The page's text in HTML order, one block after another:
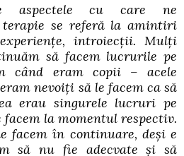
aspectele cu care ne
se referă la amintiri
introiecții. Mulți
să facem lucrurile pe
când eram copii – acele
nevoiți să le facem ca să
erau singurele lucruri pe
facem la momentul respectiv.
facem în continuare, deși e
să nu fie adecvate și să